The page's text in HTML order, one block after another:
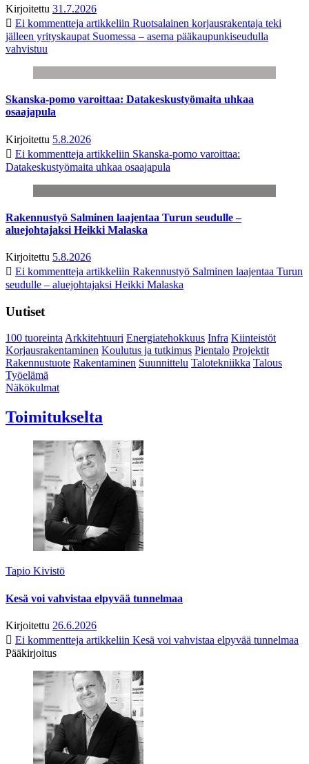
Kirjoitettu 31.7.2026
Ei kommentteja artikkeliin Ruotsalainen korjausrakentaja teki
jälleen yrityskaupat Suomessa – asema pääkaupunkiseudulla
vahvistuu
Skanska-pomo varoittaa: Datakeskustyömaita uhkaa
osaajapula
Kirjoitettu 5.8.2026
Ei kommentteja artikkeliin Skanska-pomo varoittaa:
Datakeskustyömaita uhkaa osaajapula
Rakennustyö Salminen laajentaa Turun seudulle –
aluejohtajaksi Heikki Malaska
Kirjoitettu 5.8.2026
Ei kommentteja artikkeliin Rakennustyö Salminen laajentaa Turun
seudulle – aluejohtajaksi Heikki Malaska
Uutiset
100 tuoreintaArkkitehtuuri Energiatehokkuus Infra Kiinteistöt
Korjausrakentaminen Koulutus ja tutkimus Pientalo Projektit
Rakennustuote Rakentaminen Suunnittelu Talotekniikka Talous
Työelämä
Näkökulmat
Toimitukselta
Tapio Kivistö
Kesä voi vahvistaa elpyvää tunnelmaa
Kirjoitettu 26.6.2026
Ei kommentteja artikkeliin Kesä voi vahvistaa elpyvää tunnelmaa
Pääkirjoitus